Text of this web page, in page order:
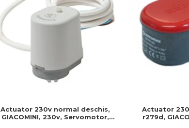
Actuator 230v normal deschis,
GIACOMINI, 230v, Servomotor,
Actuator
r279d,